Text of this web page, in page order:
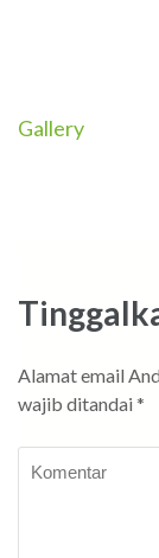
Navigasi
Gallery
Alamat email
wajib ditandai *